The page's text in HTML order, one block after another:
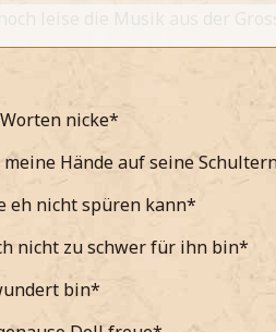
leise die Musik aus der
ihr Kleid und ihre Frisur
meine und ihr in die
mir kurz durch die Haare fahre*
nicke*
Hände auf seine
eh nicht spüren kann*
nicht zu schwer für ihn bin*
bin*